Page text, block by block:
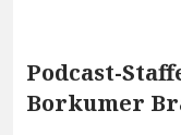
Podcast-
Borkumer